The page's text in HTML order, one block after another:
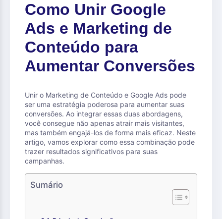
Como Unir Google
Ads e Marketing de
Conteúdo para
Aumentar Conversões
Unir o Marketing de Conteúdo e Google Ads pode
ser uma estratégia poderosa para aumentar suas
conversões. Ao integrar essas duas abordagens,
você consegue não apenas atrair mais visitantes,
mas também engajá-los de forma mais eficaz. Neste
artigo, vamos explorar como essa combinação pode
trazer resultados significativos para suas
campanhas.
Sumário